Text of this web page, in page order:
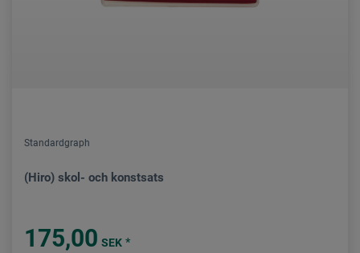
Standardgraph
(Hiro) skol- och konstsats
175,00 SEK *